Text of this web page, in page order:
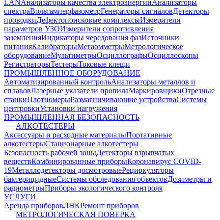
LANАнализаторы качества электроэнергииАнализаторы
спектраВольтамперфазометрГенераторы сигналовДетекторы
проводкиДефектопоисковые комплексыИзмерители
параметров УЗОИзмерители сопротивления
заземленияИндикаторы чередования фазИсточники
питанияКалибраторыМегаомметрыМетрологическое
оборудованиеМультиметрыОсциллографыОсциллоскопы
РегистраторыТестерыТоковые клещи
ПРОМЫШЛЕННОЕ ОБОРУДОВАНИЕ
Автоматизированный контрольАнализаторы металлов и
сплавовЛазерные указатели пропилаМаркировщикиОтрезные
станкиПлотномерыРазмагничивающие устройстваСистемы
центровкиУстановки нагружения
ПРОМЫШЛЕННАЯ БЕЗОПАСНОСТЬ
АЛКОТЕСТЕРЫ
Аксессуары и расходные материалыПортативные
алкотестерыСтационарные алкотестеры
Безопасность рабочей зоныДетекторы взрывчатых
веществКомбинированные приборыКоронавирус COVID-
19Металлодетекторы досмотровыеРециркуляторы
бактерицидныеСистемы обследования объектовДозиметры и
радиометрыПриборы экологического контроля
УСЛУГИ
Аренда приборовЛНКРемонт приборов
МЕТРОЛОГИЧЕСКАЯ ПОВЕРКА